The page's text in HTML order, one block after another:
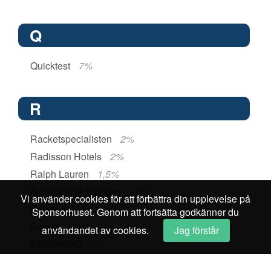
Q
Quicktest 7%
R
Racketspecialisten
2%
Radisson Hotels
2%
Ralph Lauren
1,5%
Ratsit upp till 30 kr
Readly 60 kr
Vi använder cookies för att förbättra din upplevelse på
Sponsorhuset. Genom att fortsätta godkänner du
användandet av cookies.
Jag förstår